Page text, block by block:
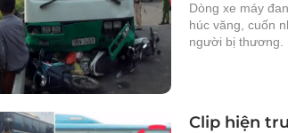
Dòng xe máy
húc văng, cuốn
người bị thương.
Clip hiện